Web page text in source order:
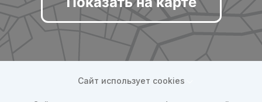
Сайт использует cookies